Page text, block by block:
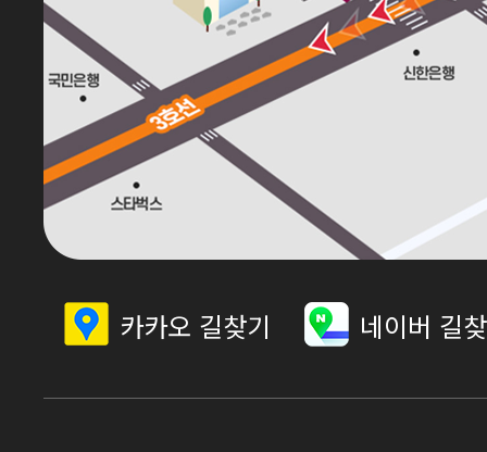
카카오 길찾기 네이버 길